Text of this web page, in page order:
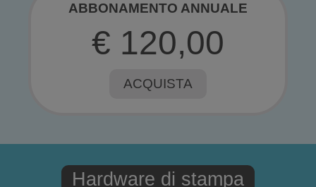
ABBONAMENTO ANNUALE
€ 120,00
ACQUISTA
Hardware di stampa